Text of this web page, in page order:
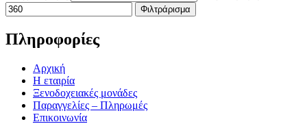
Φιλτράρισμα
Πληροφορίες
Αρχική
Η εταιρία
Ξενοδοχειακές μονάδες
Παραγγελίες – Πληρωμές
Επικοινωνία